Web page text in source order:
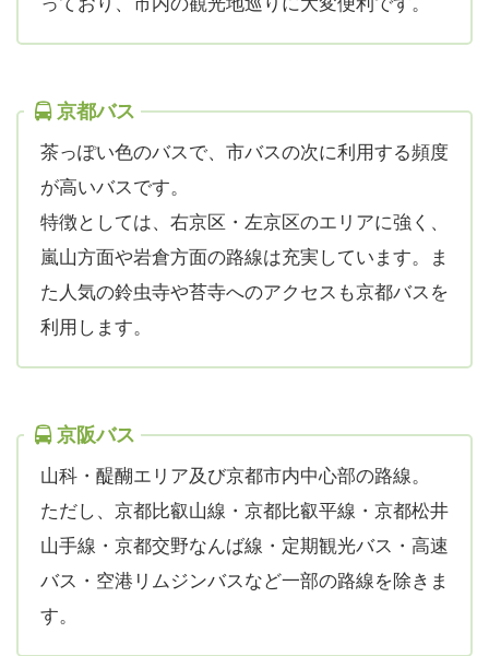
京都バス
茶っぽい色のバスで、市バスの次に利用する頻度
が高いバスです。
特徴としては、右京区・左京区のエリアに強く、
嵐山方面や岩倉方面の路線は充実しています。ま
た人気の鈴虫寺や苔寺へのアクセスも京都バスを
利用します。
京阪バス
山科・醍醐エリア及び京都市内中心部の路線。
ただし、京都比叡山線・京都比叡平線・京都松井
山手線・京都交野なんば線・定期観光バス・高速
バス・空港リムジンバスなど一部の路線を除きま
す。